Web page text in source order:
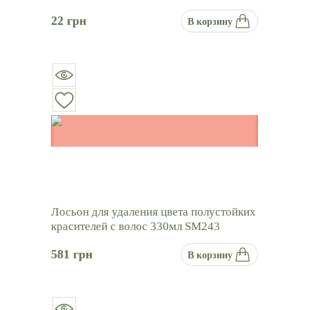
22 грн В корзину
Лосьон для удаления цвета полустойких
красителей с волос 330мл SM243
581 грн В корзину